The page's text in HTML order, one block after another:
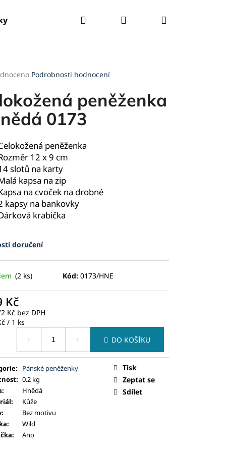
Kšandy Deštníky
Hledat PřihlášeníNákupní
Podrobnosti hodnocení
peněženka
0173
peněženka
12 x 9 cm
slotů na karty
kapsa na zip
na cvoček na drobné
kapsy na bankovky
krabička
doručení
(2 ks) Kód: 0173/HNE
Kč
Kč bez DPH
/ 1 ks
DO KOŠÍKU
:
Pánské peněženky
: 0.2 kg
:
Hnědá
:
Kůže
:
Bez motivu
:
Wild
: Ano
Tisk
Zeptat se
Sdílet